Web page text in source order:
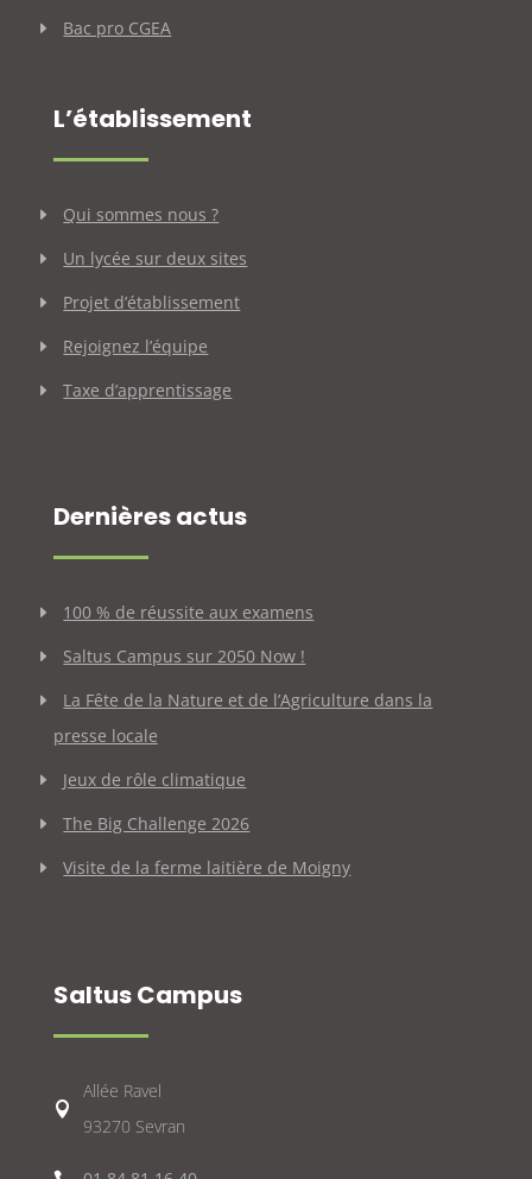
Bac pro CGEA
L’établissement
Qui sommes nous ?
Un lycée sur deux sites
Projet d’établissement
Rejoignez l’équipe
Taxe d’apprentissage
Dernières actus
100 % de réussite aux examens
Saltus Campus sur 2050 Now !
La Fête de la Nature et de l’Agriculture dans la
presse locale
Jeux de rôle climatique
The Big Challenge 2026
Visite de la ferme laitière de Moigny
Saltus Campus

Allée Ravel
93270 Sevran